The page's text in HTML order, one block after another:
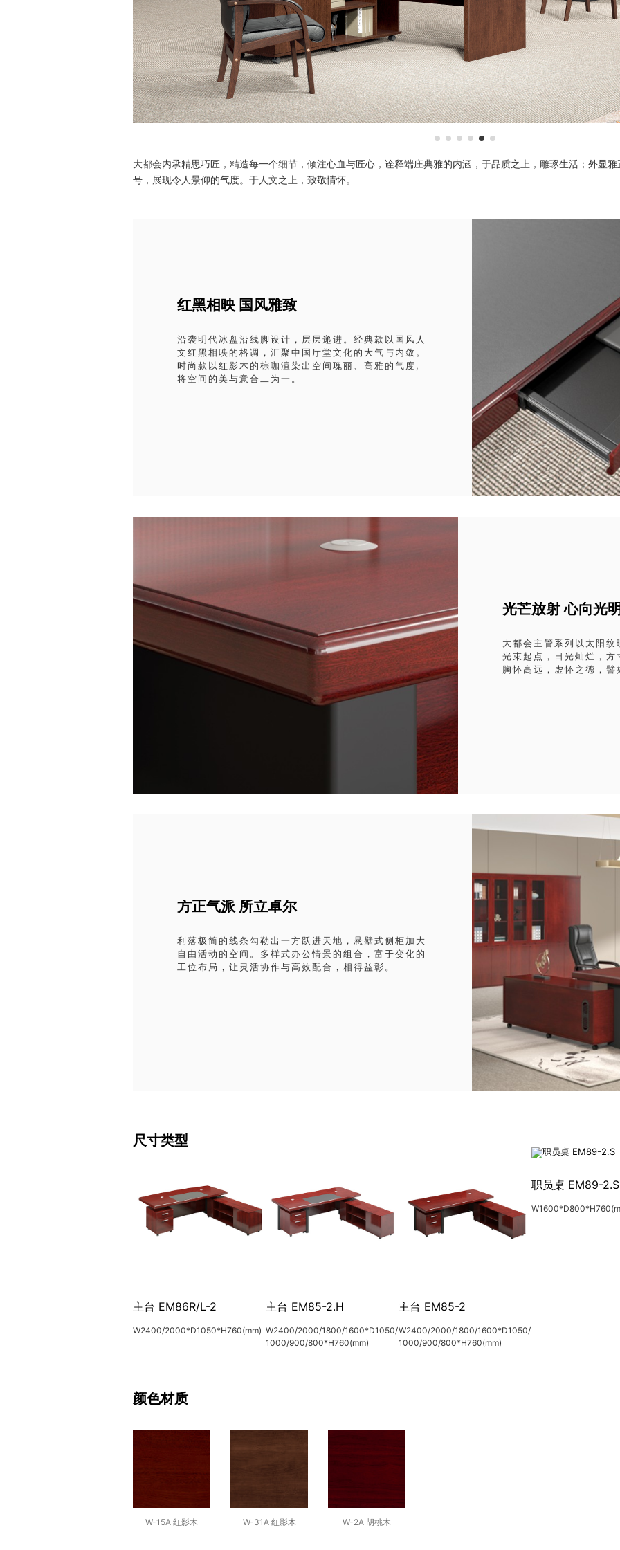
大都会内承精思巧匠，精造每一个细节，倾注心血与匠心，诠释端庄典雅的内涵，于品质之上，雕琢生活；外显
号，展现令人景仰的气度。于人文之上，致敬情怀。
红黑相映 国风雅致
沿袭明代冰盘沿线脚设计，层层递进。经典款以国风人
文红黑相映的格调，汇聚中国厅堂文化的大气与内敛。
时尚款以红影木的棕咖渲染出空间瑰丽、高雅的气度,
将空间的美与意合二为一。
光芒放射 心向光
大都会主管系列以太阳
光束起点，日光灿烂，
胸怀高远，虚怀之德，譬
方正气派 所立卓尔
利落极简的线条勾勒出一方跃进天地，悬壁式侧柜加大
自由活动的空间。多样式办公情景的组合，富于变化的
工位布局，让灵活协作与高效配合，相得益彰。
尺寸类型
主台 EM86R/L-2
W2400/2000*D1050*H760(mm)
主台 EM85-2.H
W2400/2000/1800/1600*D1050/
1000/900/800*H760(mm)
主台 EM85-2
W2400/2000/1800/1600*D1050/
1000/900/800*H760(mm)
职员桌 EM89-2.S
颜色材质
W-15A 红影木 W-31A 红影木 W-2A 胡桃木